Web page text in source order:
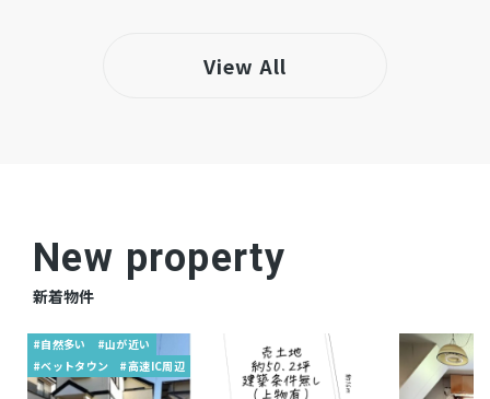
取引態様 仲介
View All
New property
新着物件
#自然多い
#山が近い
#ベットタウン
#高速IC周辺